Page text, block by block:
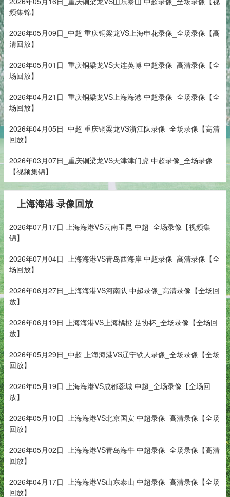
频集锦】
2026年05月09日_中超 重庆铜梁龙VS上海申花录像_全场录像【高
清回放】
2026年05月01日_重庆铜梁龙VS大连英博 中超录像_高清录像【全
场回放】
2026年04月21日_重庆铜梁龙VS上海海港 中超录像_全场录像【全
场回放】
2026年04月05日_中超 重庆铜梁龙VS浙江队录像_全场录像【高清
回放】
2026年03月07日_重庆铜梁龙VS天津津门虎 中超录像_全场录像
【视频集锦】
上海海港 录像回放
2026年07月17日 上海海港VS云南玉昆 中超_全场录像【视频集
锦】
2026年07月04日_上海海港VS青岛西海岸 中超录像_高清录像【全
场回放】
2026年06月27日_上海海港VS河南队 中超录像_高清录像【全场回
放】
2026年06月19日 上海海港VS上海橘橙 足协杯_全场录像【全场回
放】
2026年05月29日_中超 上海海港VS辽宁铁人录像_全场录像【全场
回放】
2026年05月19日 上海海港VS成都蓉城 中超_全场录像【全场回
放】
2026年05月10日_上海海港VS北京国安 中超录像_高清录像【全场
回放】
2026年05月02日_上海海港VS青岛海牛 中超录像_全场录像【高清
回放】
2026年04月17日_上海海港VS山东泰山 中超录像_高清录像【全场
回放】